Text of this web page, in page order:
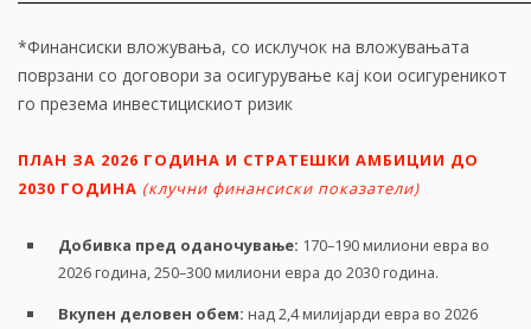
*Финансиски вложувања, со исклучок на вложувањата
поврзани со договори за осигурување кај кои осигуреникот
го презема инвестицискиот ризик
ПЛАН ЗА 2026 ГОДИНА И СТРАТЕШКИ АМБИЦИИ ДО
2030 ГОДИНА (клучни финансиски показатели)
Добивка пред оданочување: 170–190 милиони евра во
2026 година, 250–300 милиони евра до 2030 година.
Вкупен деловен обем: над 2,4 милијарди евра во 2026